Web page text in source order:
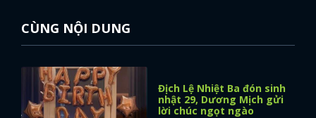
CÙNG NỘI DUNG
Địch Lệ Nhiệt Ba đón sinh
nhật 29, Dương Mịch gửi
lời chúc ngọt ngào